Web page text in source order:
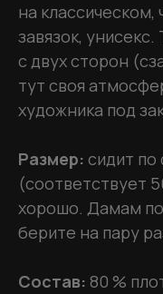
на
завязок,
c двух сторон
тут своя
художника под
Размер: сидит
(соответствует
хорошо. Дамам
берите на пару
Состав: 80 %